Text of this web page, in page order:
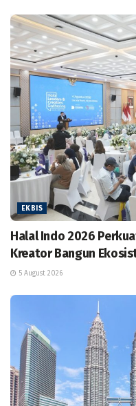
EKBIS
Halal Indo 2026
Kreator Bangun
5 August 2026